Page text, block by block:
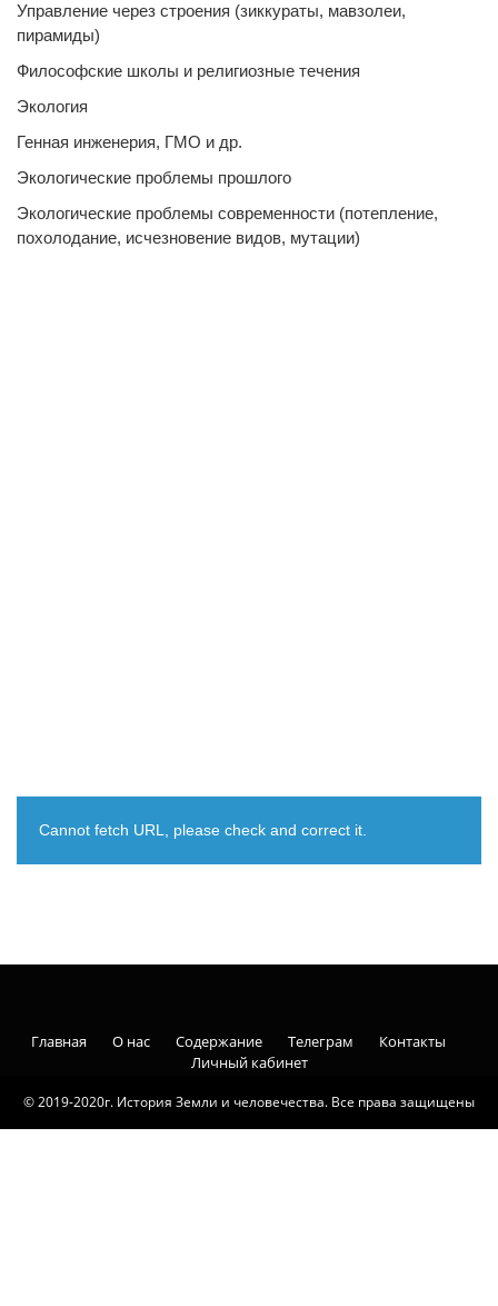
Управление через строения (зиккураты, мавзолеи,
пирамиды)
Философские школы и религиозные течения
Экология
Генная инженерия, ГМО и др.
Экологические проблемы прошлого
Экологические проблемы современности (потепление,
похолодание, исчезновение видов, мутации)
Cannot fetch URL, please check and correct it.
© 2019-2020г. История Земли и человечества. Все права защищены
Главная О нас Содержание Телеграм
Контакты
Личный кабинет